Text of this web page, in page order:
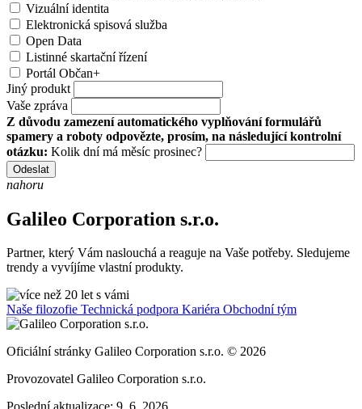
Vizuální identita
Elektronická spisová služba
Open Data
Listinné skartační řízení
Portál Občan+
Jiný produkt
Vaše zpráva
Z důvodu zamezení automatického vyplňování formulářů
spamery a roboty odpovězte, prosím, na následující kontrolní
otázku: Kolik dní má měsíc prosinec?
Odeslat
nahoru
Galileo Corporation s.r.o.
Partner, který Vám naslouchá a reaguje na Vaše potřeby. Sledujeme
trendy a vyvíjíme vlastní produkty.
Naše filozofie Technická podpora Kariéra Obchodní tým
Oficiální stránky Galileo Corporation s.r.o. © 2026
Provozovatel Galileo Corporation s.r.o.